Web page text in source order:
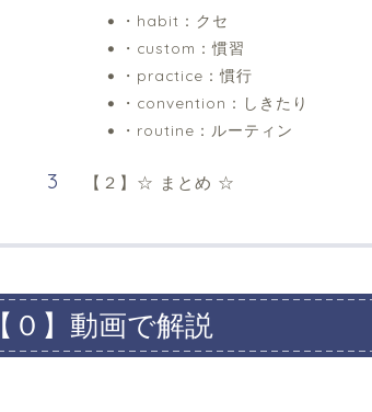
・habit：クセ
・custom：慣習
・practice：慣行
・convention：しきたり
・routine：ルーティン
【２】☆ まとめ ☆
【０】動画で解説